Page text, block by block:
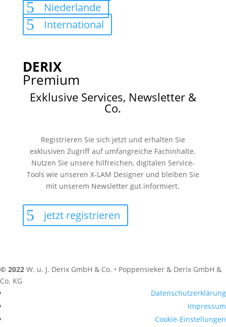
Niederlande
International
DERIX
Premium
Exklusive Services, Newsletter &
Co.
Registrieren Sie sich jetzt und erhalten Sie
exklusiven Zugriff auf umfangreiche Fachinhalte.
Nutzen Sie unsere hilfreichen, digitalen Service-
Tools wie unseren X-LAM Designer und bleiben Sie
mit unserem Newsletter gut informiert.
jetzt registrieren
© 2022 W. u. J. Derix GmbH & Co. • Poppensieker & Derix GmbH &
Co. KG
Datenschutzerklärung
Impressum
Cookie-Einstellungen